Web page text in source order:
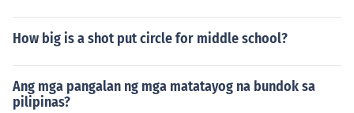
How big is a shot put circle for middle school?
Ang mga pangalan ng mga matatayog na bundok sa
pilipinas?